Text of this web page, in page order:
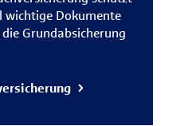
wichtige Dokumente
Grundabsicherung